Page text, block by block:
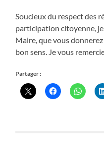
Soucieux du respect des
participation citoyenne,
Maire, que vous
bon sens. Je vous
Partager :